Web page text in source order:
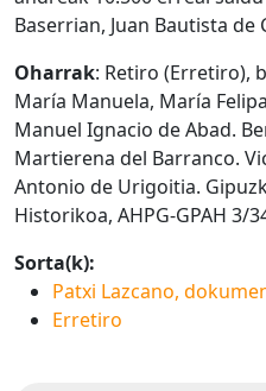
Baserrian, Juan Bautista de
Oharrak: Retiro (Erretiro),
María Manuela, María
Manuel Ignacio de Abad.
Martierena del Barranco.
Antonio de Urigoitia.
Historikoa, AHPG-GPAH 3/
Sorta(k):
Patxi Lazcano,
Erretiro